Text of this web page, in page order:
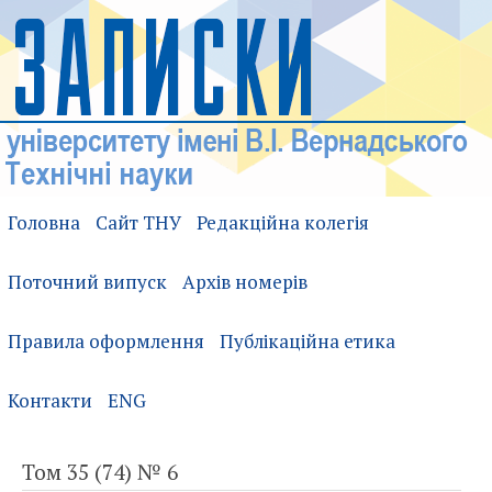
Головна Сайт ТНУ Редакційна колегія
Поточний випуск Архів номерів
Правила оформлення Публікаційна етика
Контакти ENG
Том 35 (74) № 6